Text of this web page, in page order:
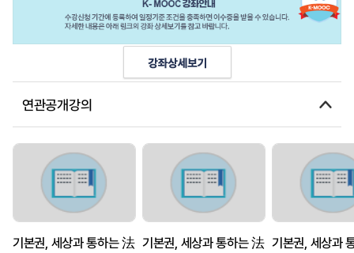
연관공개강의
기본권, 세상과 통하는 法 기본권, 세상과 통하는 法 기본권, 세상과